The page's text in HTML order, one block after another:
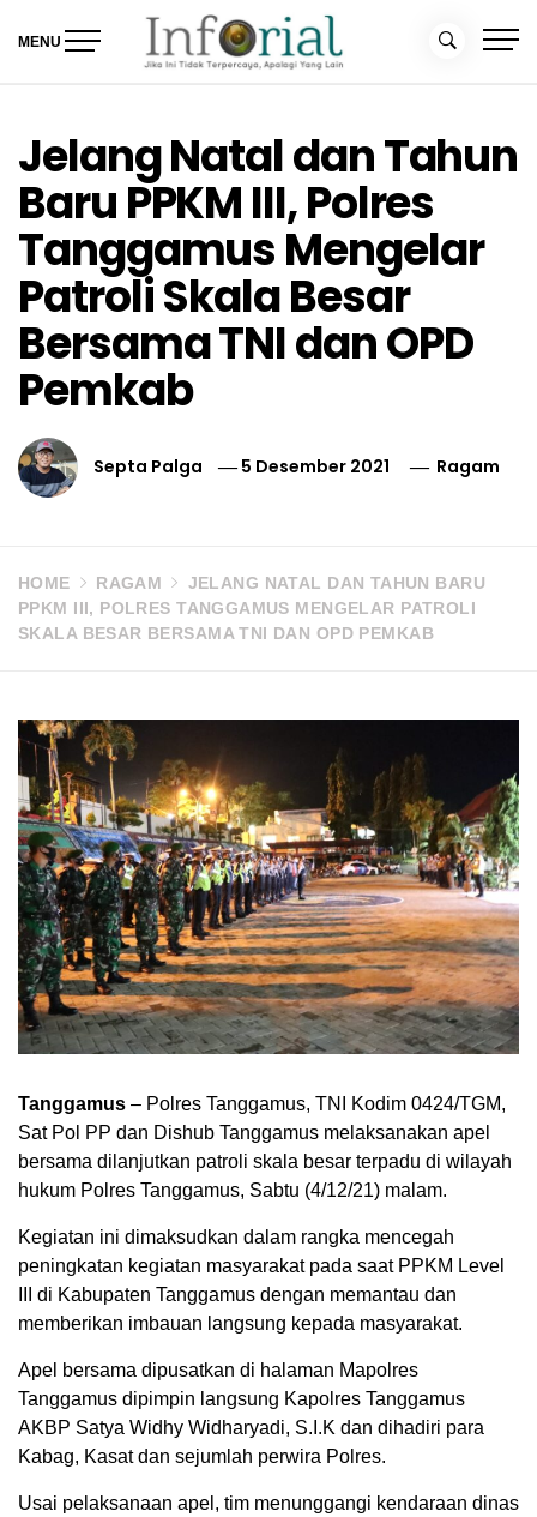
MENU
Jelang Natal dan Tahun
Baru PPKM III, Polres
Tanggamus Mengelar
Patroli Skala Besar
Bersama TNI dan OPD
Pemkab
Septa Palga 5 Desember 2021 Ragam
HOME RAGAM
JELANG NATAL DAN TAHUN BARU
PPKM III, POLRES TANGGAMUS MENGELAR PATROLI
SKALA BESAR BERSAMA TNI DAN OPD PEMKAB
Tanggamus – Polres Tanggamus, TNI Kodim 0424/TGM,
Sat Pol PP dan Dishub Tanggamus melaksanakan apel
bersama dilanjutkan patroli skala besar terpadu di wilayah
hukum Polres Tanggamus, Sabtu (4/12/21) malam.
Kegiatan ini dimaksudkan dalam rangka mencegah
peningkatan kegiatan masyarakat pada saat PPKM Level
III di Kabupaten Tanggamus dengan memantau dan
memberikan imbauan langsung kepada masyarakat.
Apel bersama dipusatkan di halaman Mapolres
Tanggamus dipimpin langsung Kapolres Tanggamus
AKBP Satya Widhy Widharyadi, S.I.K dan dihadiri para
Kabag, Kasat dan sejumlah perwira Polres.
Usai pelaksanaan apel, tim menunggangi kendaraan dinas